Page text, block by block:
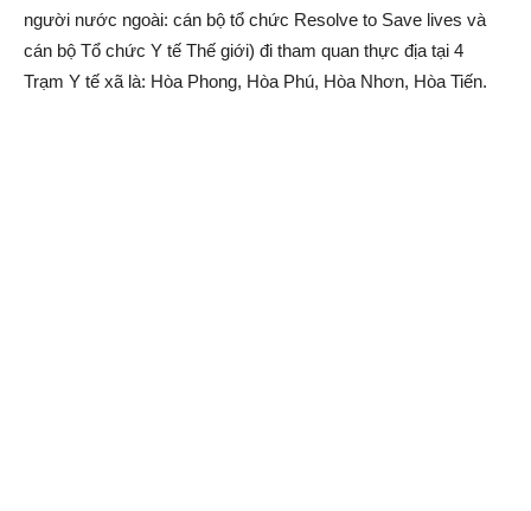
người nước ngoài: cán bộ tổ chức Resolve to Save lives và
cán bộ Tổ chức Y tế Thế giới) đi tham quan thực địa tại 4
Trạm Y tế xã là: Hòa Phong, Hòa Phú, Hòa Nhơn, Hòa Tiến.